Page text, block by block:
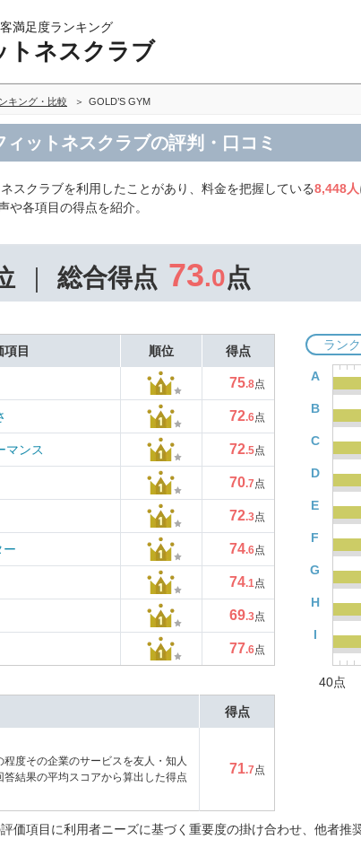
満足度ランキング
トネスクラブ
キング・比較 GOLD’S GYM
ィットネスクラブの評判・口コミ
スクラブを利用したことがあり、料金を把握している8,448人
や各項目の得点を紹介。
総合得点 73.0点
項目 順位 得点
75.8点
72.6点
マンス 72.5点
70.7点
72.3点
ー 74.6点
74.1点
69.3点
77.6点
ラン
A
B
C
D
E
F
G
H
I
40点
得点
程度その企業のサービスを友人・知人
答結果の平均スコアから算出した得点
71.7点
価項目に利用者ニーズに基づく重要度の掛け合わせ、他者推